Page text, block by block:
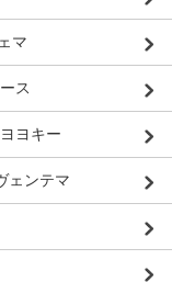
マ
ス
ヨキー
ェンテマ